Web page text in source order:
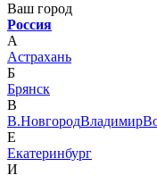
Ваш город
Россия
А
Астрахань
Б
Брянск
В
В.НовгородВладимир
Е
Екатеринбург
И